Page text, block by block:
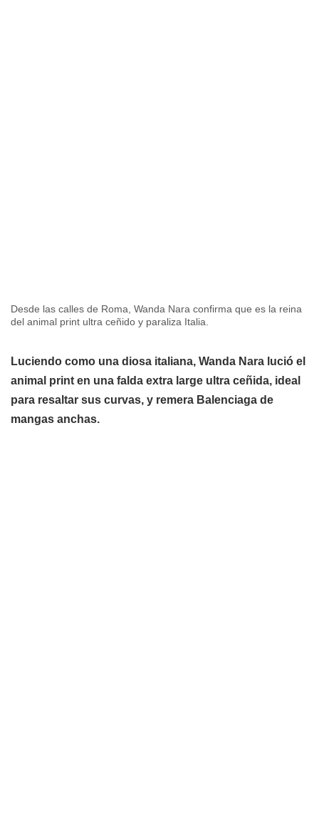
Desde las calles de Roma, Wanda Nara confirma que es la reina
del animal print ultra ceñido y paraliza Italia.
Luciendo como una diosa italiana, Wanda Nara lució el
animal print en una falda extra large ultra ceñida, ideal
para resaltar sus curvas, y remera Balenciaga de
mangas anchas.